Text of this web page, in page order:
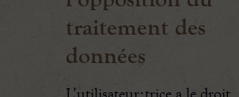
traitement des
données